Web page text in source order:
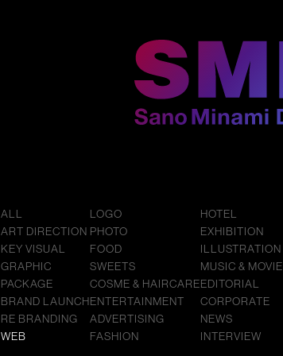
ALL
ART DIRECTION
KEY VISUAL
GRAPHIC
PACKAGE
BRAND LAUNCH
RE BRANDING
WEB
LOGO
PHOTO
FOOD
SWEETS
COSME & HAIRCARE
ENTERTAINMENT
ADVERTISING
FASHION
HOTEL
EXHIBITION
ILLUSTRATION
MUSIC & MOVIE
EDITORIAL
CORPORATE
NEWS
INTERVIEW